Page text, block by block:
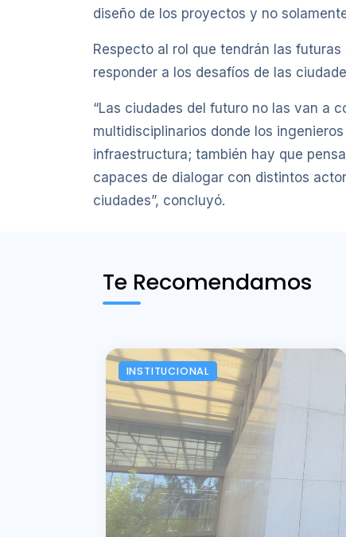
diseño de los proyectos y no
Respecto al rol que tendrán las
responder a los desafíos de las
“Las ciudades del futuro no las van a
multidisciplinarios donde los
infraestructura; también hay que
capaces de dialogar con distintos
ciudades”, concluyó.
Te Recomendamos
INSTITUCIONAL